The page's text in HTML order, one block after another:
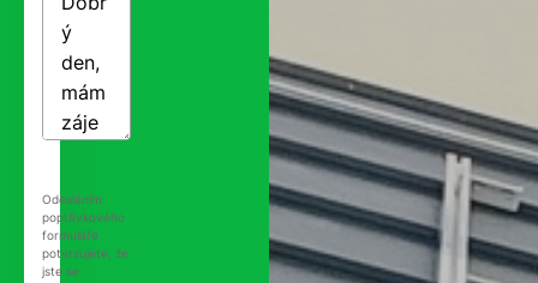
Odesláním
poptávkového
formuláře
potvrzujete, že
jste se